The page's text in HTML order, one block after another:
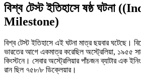
বিশ্ব টেস্ট ইতিহাসে ষষ্ঠ ঘটনা
Milestone)
বিশ্ব টেস্ট ইতিহাসে এই ঘটনা মাত্র ছয়বার ঘটেছে।
ভারতের আগে একমাত্র করেছিল অস্ট্রেলিয়া, ১৯৫৫
কিংস্টনে। সেবার অস্ট্রেলিয়ার পাঁচজন ব্যাটার এক
রান ছিল ৭৫৮/৮ ডিক্লেয়ার।